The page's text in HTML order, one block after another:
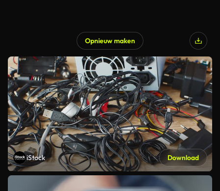
Opnieuw maken
iStock Download